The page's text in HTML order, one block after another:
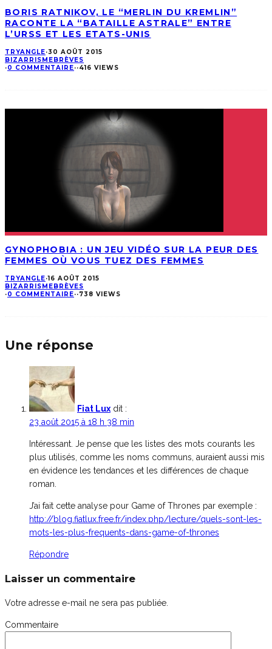
BORIS RATNIKOV, LE “MERLIN DU KREMLIN”
RACONTE LA “BATAILLE ASTRALE” ENTRE
L’URSS ET LES ETATS-UNIS
TRYANGLE·30 AOÛT 2015
BIZARRISME BRÈVES
·0 COMMENTAIRE··416 VIEWS
GYNOPHOBIA : UN JEU VIDÉO SUR LA PEUR DES
FEMMES OÙ VOUS TUEZ DES FEMMES
TRYANGLE·16 AOÛT 2015
BIZARRISME BRÈVES
·0 COMMENTAIRE··738 VIEWS
Une réponse
Fiat Lux dit :
23 août 2015 à 18 h 38 min
Intéressant. Je pense que les listes des mots courants les
plus utilisés, comme les noms communs, auraient aussi mis
en évidence les tendances et les différences de chaque
roman.
J’ai fait cette analyse pour Game of Thrones par exemple :
http://blog.fiatlux.free.fr/index.php/lecture/quels-sont-les-
mots-les-plus-frequents-dans-game-of-thrones
Répondre
Laisser un commentaire
Votre adresse e-mail ne sera pas publiée.
Commentaire